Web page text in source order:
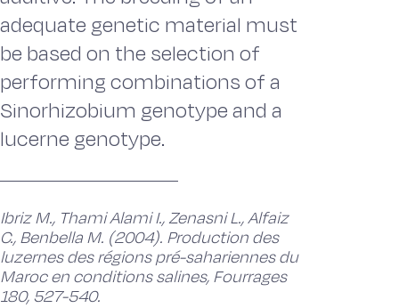
adequate genetic material must
be based on the selection of
performing combinations of a
Sinorhizobium genotype and a
lucerne genotype.
Ibriz M., Thami Alami I., Zenasni L., Alfaiz
C., Benbella M. (2004). Production des
luzernes des régions pré-sahariennes du
Maroc en conditions salines, Fourrages
180, 527-540.